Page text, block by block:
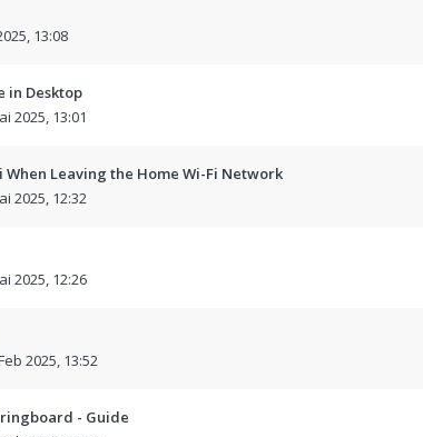
13:08
in Desktop
2025, 13:01
Leaving the Home Wi-Fi Network
2025, 12:32
2025, 12:26
2025, 13:52
- Guide